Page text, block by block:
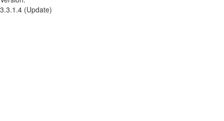
3.3.1.4 (Update)